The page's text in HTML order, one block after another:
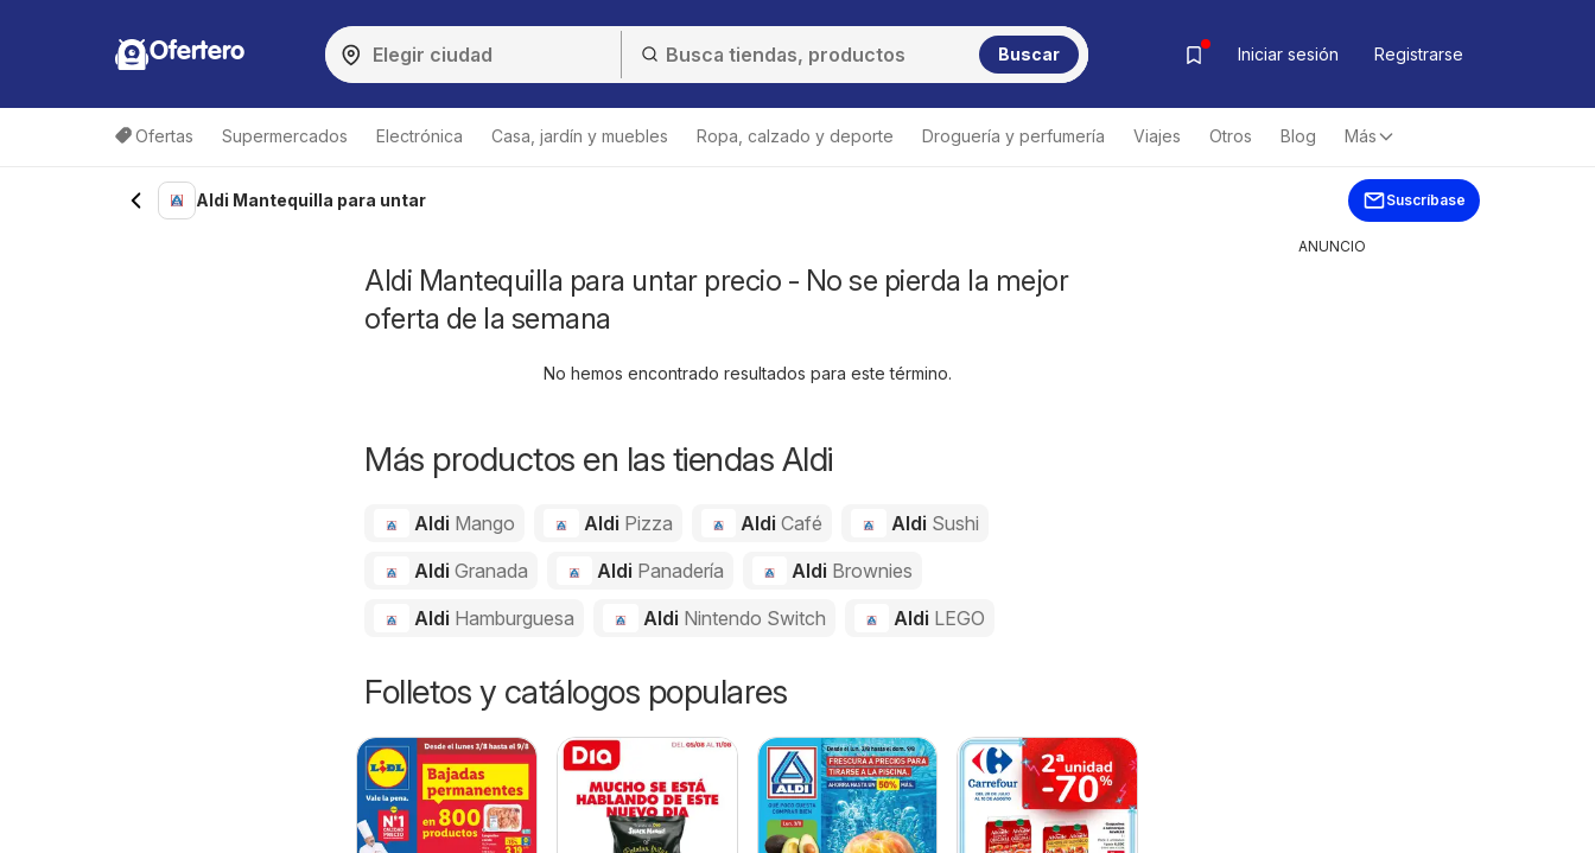
Ofertero Buscar Iniciar sesión Registrarse
Ofertas Supermercados Electrónica Casa, jardín y muebles Ropa, calzado y deporte Droguería y perfumería Viajes Otros Blog Más
Aldi Mantequilla para untar Suscríbase
Aldi Mantequilla para untar precio - No se pierda la mejor
oferta de la semana
No hemos encontrado resultados para este término.
Más productos en las tiendas Aldi
Aldi Mango Aldi Pizza AldiCafé Aldi Sushi
Aldi Granada Aldi Panadería Aldi Brownies
Aldi Hamburguesa Aldi Nintendo Switch Aldi LEGO
Folletos y catálogos populares
ANUNCIO